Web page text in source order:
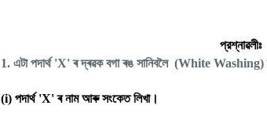
প্রশ্নাৱলীঃ
1. এটা পদাৰ্থ 'X'ৰ দ্ৰৱক বগা ৰঙ সানিবলৈ (White Washing)
(i) পদাৰ্থ 'X'ৰ নাম আৰু সংকেত লিখা।